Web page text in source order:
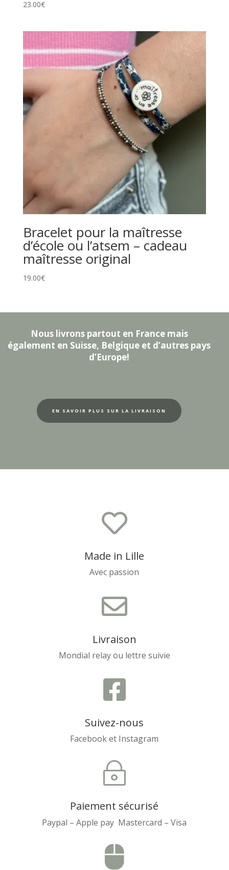
23.00€
Bracelet pour la maîtresse
d’école ou l’atsem – cadeau
maîtresse original
19.00€
Nous livrons partout en France mais
également en Suisse, Belgique et d’autres pays
d’Europe!
EN SAVOIR PLUS SUR LA LIVRAISON

Made in Lille
Avec passion

Livraison
Mondial relay ou lettre suivie

Suivez-nous
Facebook et Instagram
~
Paiement sécurisé
Paypal – Apple pay Mastercard – Visa
